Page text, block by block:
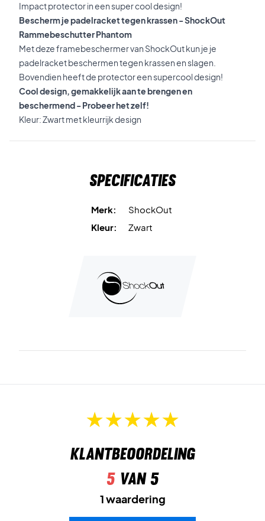
Impact protector in een super cool design!
Bescherm je padelracket tegen krassen - ShockOut
Rammebeschutter Phantom
Met deze framebeschermer van ShockOut kun je je
padelracket beschermen tegen krassen en slagen.
Bovendien heeft de protector een supercool design!
Cool design, gemakkelijk aan te brengen en
beschermend - Probeer het zelf!
Kleur: Zwart met kleurrijk design
Specificaties
Merk:
ShockOut
Kleur:
Zwart
Klantbeoordeling
5van 5
1 waardering